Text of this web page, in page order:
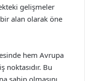
gelişmeler
alan olarak öne
hem Avrupa
noktasıdır. Bu
sahip olmasını